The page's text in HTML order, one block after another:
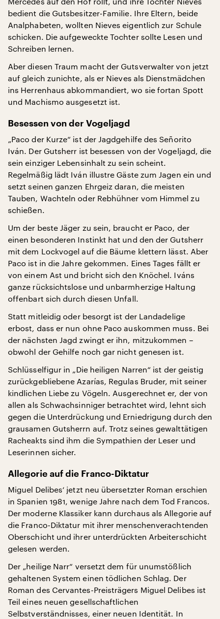
bedient die Gutsbesitzer-Familie. Ihre Eltern, beide
Analphabeten, wollten Nieves eigentlich zur Schule
schicken. Die aufgeweckte Tochter sollte Lesen und
Schreiben lernen.
Aber diesen Traum macht der Gutsverwalter von jetzt
auf gleich zunichte, als er Nieves als Dienstmädchen
ins Herrenhaus abkommandiert, wo sie fortan Spott
und Machismo ausgesetzt ist.
Besessen von der Vogeljagd
„Paco der Kurze“ ist der Jagdgehilfe des Señorito
Iván. Der Gutsherr ist besessen von der Vogeljagd, die
sein einziger Lebensinhalt zu sein scheint.
Regelmäßig lädt Iván illustre Gäste zum Jagen ein und
setzt seinen ganzen Ehrgeiz daran, die meisten
Tauben, Wachteln oder Rebhühner vom Himmel zu
schießen.
Um der beste Jäger zu sein, braucht er Paco, der
einen besonderen Instinkt hat und den der Gutsherr
mit dem Lockvogel auf die Bäume klettern lässt. Aber
Paco ist in die Jahre gekommen. Eines Tages fällt er
von einem Ast und bricht sich den Knöchel. Iváns
ganze rücksichtslose und unbarmherzige Haltung
offenbart sich durch diesen Unfall.
Statt mitleidig oder besorgt ist der Landadelige
erbost, dass er nun ohne Paco auskommen muss. Bei
der nächsten Jagd zwingt er ihn, mitzukommen –
obwohl der Gehilfe noch gar nicht genesen ist.
Schlüsselfigur in „Die heiligen Narren“ ist der geistig
zurückgebliebene Azarías, Regulas Bruder, mit seiner
kindlichen Liebe zu Vögeln. Ausgerechnet er, der von
allen als Schwachsinniger betrachtet wird, lehnt sich
gegen die Unterdrückung und Erniedrigung durch den
grausamen Gutsherrn auf. Trotz seines gewalttätigen
Racheakts sind ihm die Sympathien der Leser und
Leserinnen sicher.
Allegorie auf die Franco-Diktatur
Miguel Delibes‘ jetzt neu übersetzter Roman erschien
in Spanien 1981, wenige Jahre nach dem Tod Francos.
Der moderne Klassiker kann durchaus als Allegorie auf
die Franco-Diktatur mit ihrer menschenverachtenden
Oberschicht und ihrer unterdrückten Arbeiterschicht
gelesen werden.
Der „heilige Narr“ versetzt dem für unumstößlich
gehaltenen System einen tödlichen Schlag. Der
Roman des Cervantes-Preisträgers Miguel Delibes ist
Teil eines neuen gesellschaftlichen
Selbstverständnisses, einer neuen Identität. In